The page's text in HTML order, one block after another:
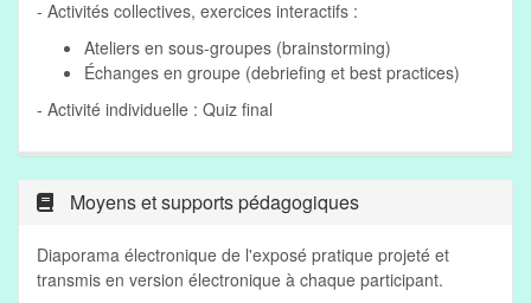
- Activités collectives, exercices interactifs :
Ateliers en sous-groupes (brainstorming)
Échanges en groupe (debriefing et best practices)
- Activité individuelle : Quiz final
Moyens et supports pédagogiques
Diaporama électronique de l'exposé pratique projeté et
transmis en version électronique à chaque participant.